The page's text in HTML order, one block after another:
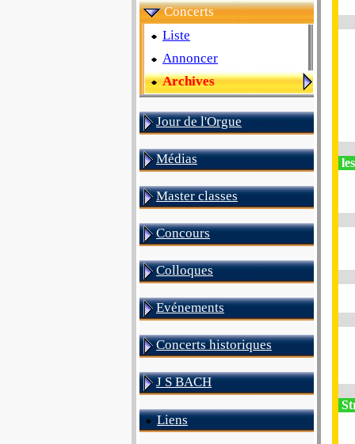
Concerts
Liste
Annoncer
Archives
Jour de l'Orgue
Médias
Master classes
Concours
Colloques
Evénements
Concerts historiques
J S BACH
Liens